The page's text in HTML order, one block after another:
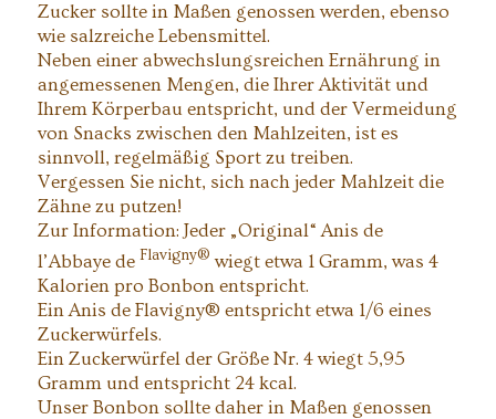
Zucker sollte in Maßen genossen werden, ebenso
wie salzreiche Lebensmittel.
Neben einer abwechslungsreichen Ernährung in
angemessenen Mengen, die Ihrer Aktivität und
Ihrem Körperbau entspricht, und der Vermeidung
von Snacks zwischen den Mahlzeiten, ist es
sinnvoll, regelmäßig Sport zu treiben.
Vergessen Sie nicht, sich nach jeder Mahlzeit die
Zähne zu putzen!
Zur Information: Jeder „Original“ Anis de
l’Abbaye de Flavigny® wiegt etwa 1 Gramm, was 4
Kalorien pro Bonbon entspricht.
Ein Anis de Flavigny® entspricht etwa 1/6 eines
Zuckerwürfels.
Ein Zuckerwürfel der Größe Nr. 4 wiegt 5,95
Gramm und entspricht 24 kcal.
Unser Bonbon sollte daher in Maßen genossen